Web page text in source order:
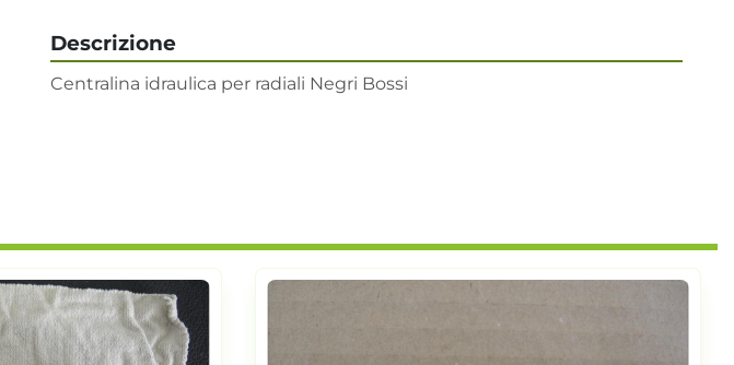
Descrizione
Centralina idraulica per radiali Negri Bossi